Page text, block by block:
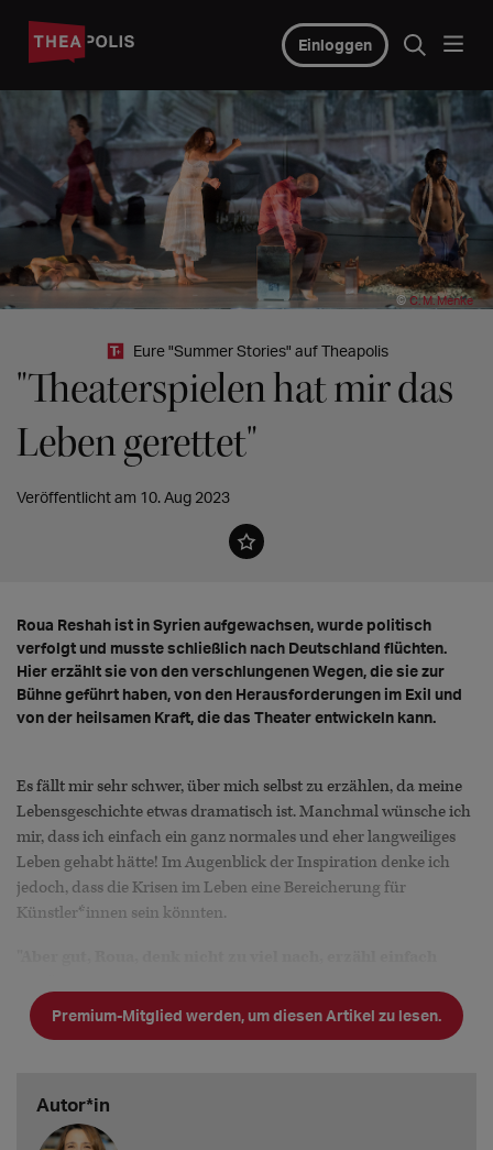
Einloggen
©C. M. Menke
Eure "Summer Stories" auf Theapolis
"Theaterspielen hat mir das
Leben gerettet"
Veröffentlicht am 10. Aug 2023
Roua Reshah ist in Syrien aufgewachsen, wurde politisch
verfolgt und musste schließlich nach Deutschland flüchten.
Hier erzählt sie von den verschlungenen Wegen, die sie zur
Bühne geführt haben, von den Herausforderungen im Exil und
von der heilsamen Kraft, die das Theater entwickeln kann.
Es fällt mir sehr schwer, über mich selbst zu erzählen, da meine
Lebensgeschichte etwas dramatisch ist. Manchmal wünsche ich
mir, dass ich einfach ein ganz normales und eher langweiliges
Leben gehabt hätte! Im Augenblick der Inspiration denke ich
jedoch, dass die Krisen im Leben eine Bereicherung für
Künstler*innen sein könnten.
Ich bin Roua, 39 Jahre alt, und ich wurde in einem Dorf in der
Premium-Mitglied werden, um diesen Artikel zu lesen.
Autor*in